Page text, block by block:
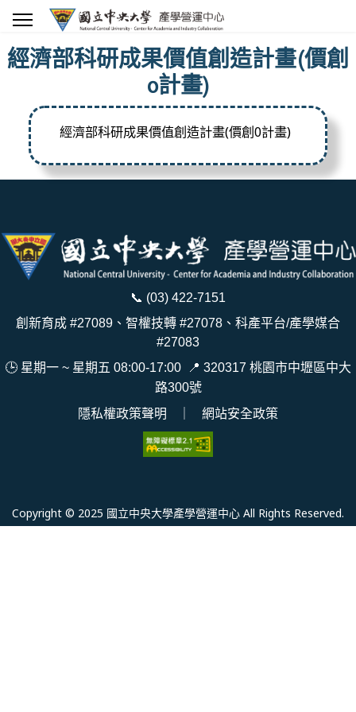
經濟部科研成果價值創造計畫(價創
0計畫)
經濟部科研成果價值創造計畫(價創0計畫)
📞 (03) 422-7151
創新育成 #27089、智權技轉 #27078、科產平台/產學媒合
#27083
🕒 星期一 ~ 星期五 08:00-17:00
📍 320317 桃園市中壢區中大
路300號
隱私權政策聲明
網站安全政策
Copyright © 2025 國立中央大學產學營運中心 All Rights Reserved.